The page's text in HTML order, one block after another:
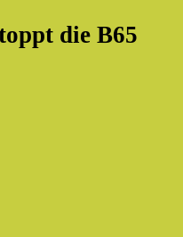
die B65